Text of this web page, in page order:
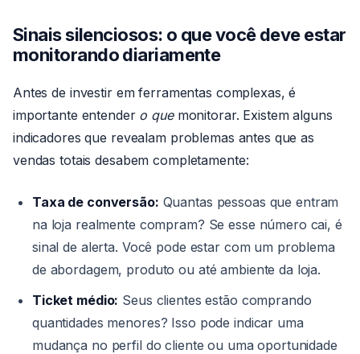
Sinais silenciosos: o que você deve estar
monitorando diariamente
Antes de investir em ferramentas complexas, é
importante entender o quemonitorar. Existem alguns
indicadores que revealam problemas antes que as
vendas totais desabem completamente:
Taxa de conversão: Quantas pessoas que entram
na loja realmente compram? Se esse número cai, é
sinal de alerta. Você pode estar com um problema
de abordagem, produto ou até ambiente da loja.
Ticket médio: Seus clientes estão comprando
quantidades menores? Isso pode indicar uma
mudança no perfil do cliente ou uma oportunidade